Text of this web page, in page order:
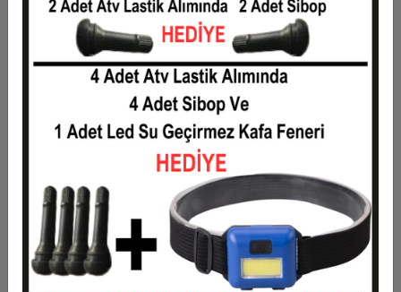
Hızlı Teslimat
Siparişleriniz en kısa sürede elinize ulaşır.
Güvenli Alışveriş
Güvenli ve kolay ödeme sistemi
Geniş Ürün Yelpazesi
Binlerce ürün ve kampanya seçeneği
7 / 24 DESTEK
Öneri ve şikayetlerinizi bize iletebilirsiniz.